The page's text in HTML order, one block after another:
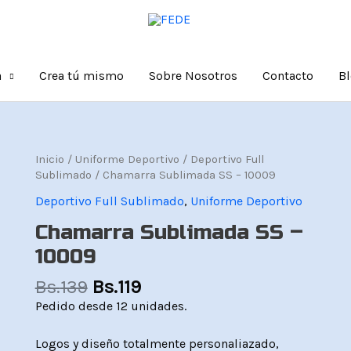
Crea tú mismo Sobre Nosotros Contacto
Inicio / Uniforme Deportivo / Deportivo Full
Sublimado / Chamarra Sublimada SS – 10009
Deportivo Full Sublimado, Uniforme Deportivo
Chamarra Sublimada SS –
10009
Bs.139
El
precio
era:
Bs.139.
Bs.119
El
precio
es:
Bs.119.
Pedido desde 12 unidades.
Logos y diseño totalmente personaliazado,
Chamarra
Sublimada
-
10009
cantidad